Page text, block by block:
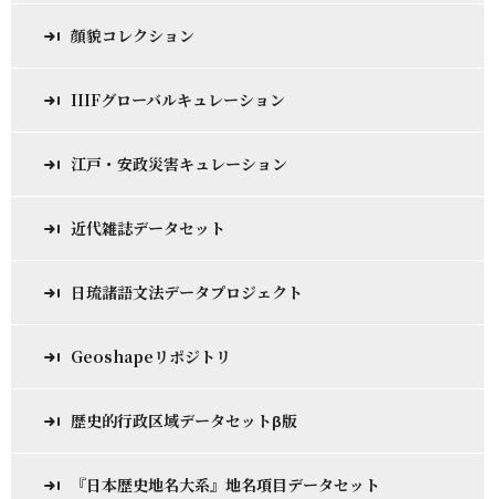
顔貌コレクション
IIIFグローバルキュレーション
江戸・安政災害キュレーション
近代雑誌データセット
日琉諸語文法データプロジェクト
Geoshapeリポジトリ
歴史的行政区域データセットβ版
『日本歴史地名大系』地名項目データセット